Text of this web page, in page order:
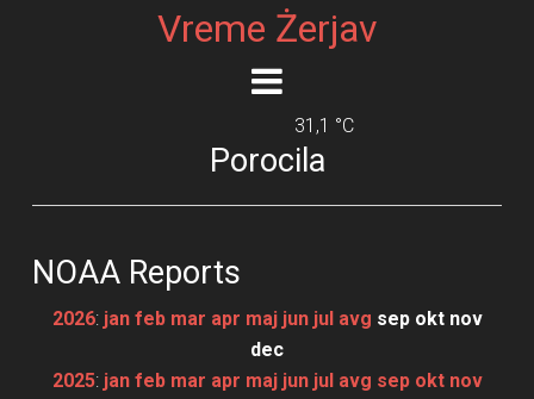
Vreme Żerjav
31,1 °C
Porocila
NOAA Reports
2026: jan feb mar apr maj jun jul avg sep okt nov
dec
2025: jan feb mar apr maj jun jul avg sep okt nov